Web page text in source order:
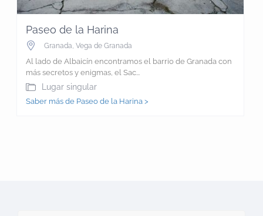
Paseo de la Harina
Granada Vega de Granada
Al lado de Albaicín encontramos el barrio de Granada con
más secretos y enigmas, el Sac...
Lugar singular
Saber más de Paseo de la Harina >